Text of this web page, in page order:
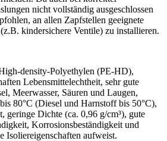
nicht vollständig ausgeschlossen
an allen Zapfstellen geeignete
kindersichere Ventile) zu installieren.
density-Polyethylen (PE-HD),
Lebensmittelechtheit, sehr gute
Meerwasser, Säuren und Laugen,
80°C (Diesel und Harnstoff bis 50°C),
geringe Dichte (ca. 0,96 g/cm³), gute
Korrosionsbeständigkeit und
Isoliereigenschaften aufweist.